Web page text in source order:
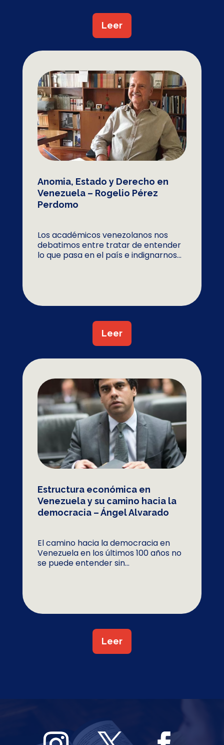
Leer
Anomia, Estado y Derecho en
Venezuela – Rogelio Pérez
Perdomo
Los académicos venezolanos nos
debatimos entre tratar de entender
lo que pasa en el país e indignarnos...
Leer
Estructura económica en
Venezuela y su camino hacia la
democracia – Ángel Alvarado
El camino hacia la democracia en
Venezuela en los últimos 100 años no
se puede entender sin...
Leer